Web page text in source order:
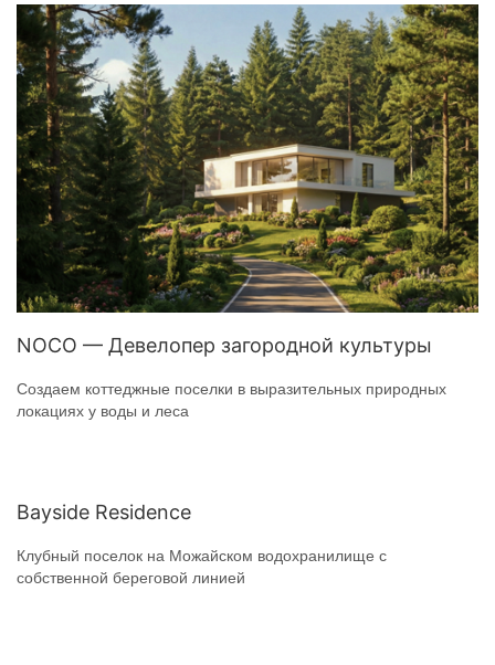
NOCO — Девелопер загородной культуры
Создаем коттеджные поселки в выразительных природных
локациях у воды и леса
Bayside Residence
Клубный поселок на Можайском водохранилище с
собственной береговой линией